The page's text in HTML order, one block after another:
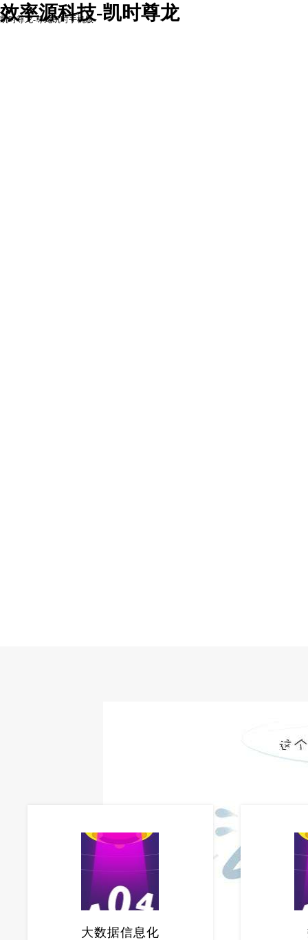
效率源科技-凯时尊龙
凯时尊龙-尊龙凯时手机版
大数据信息化